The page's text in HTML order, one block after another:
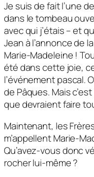
Je suis de fait l’une
dans le tombeau
avec qui j’étais – et
Jean à l’annonce de
Marie-Madeleine !
été dans cette joie,
l’événement pascal.
de Pâques. Mais
que devraient faire
Maintenant, les
m’appellent Marie-
Qu’avez-vous donc
rocher lui-même ?